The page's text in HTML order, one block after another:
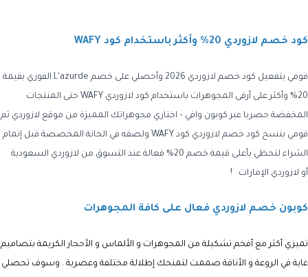
كود خصم لازوردي 20% وأكثر باستخدام كود WAFY
قومي بتفعيل كود خصم لازوردي 2026 وأحصلي على خصم L'azurde الفوري بقيمة
20% وأكثر على أرقى المجوهرات باستخدام
كود لازوردي WAFY
حتى المنتجات
المخفضة حصريا عبر كوبون وافي – اختاري مجوهراتك المميزة من موقع لازوردي ثم
قومي بنسخ كود خصم لازوردي كود WAFY
ولصقه في الخانة المخصصة قبل إتمام
الشراء لتحظي بأعلى قيمة خصم 20% فعالة عند التسوق من
لازوردي السعودية
أو لازوردي الإمارات
!
كوبون خصم لازوردي فعال على كافة المجوهرات
تميزي أكثر مع أفخم تشكيلة من المجوهرات و الألماس و الأحجار الكريمة بتصاميم
غاية في الروعة و الأناقة صممت لتمنحك إطلالة مختلفة وعصرية . وسوف تحصلي